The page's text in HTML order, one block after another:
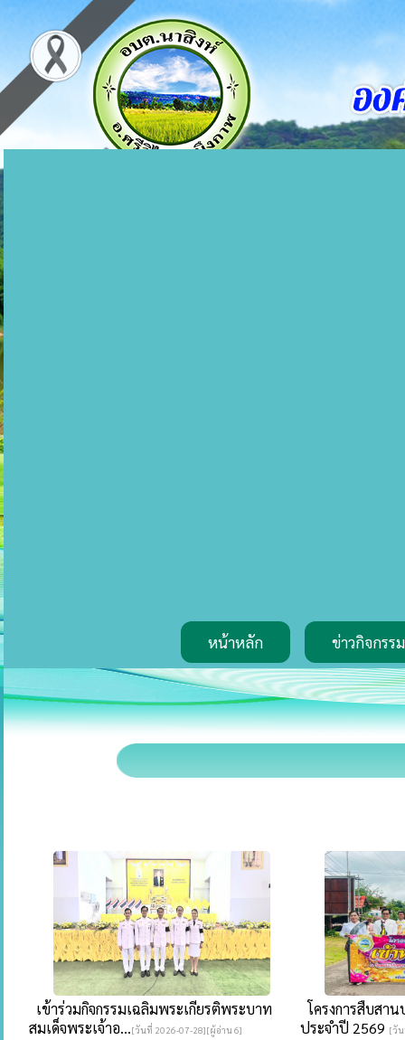
หน้าหลัก ข่าวกิจกรรม
เข้าร่วมกิจกรรมเฉลิมพระเกียรติพระบาท
สมเด็จพระเจ้าอ...[วันที่ 2026-07-28][ผู้อ่าน 6]
โครงการสืบสา
ประจำปี 2569 [วั